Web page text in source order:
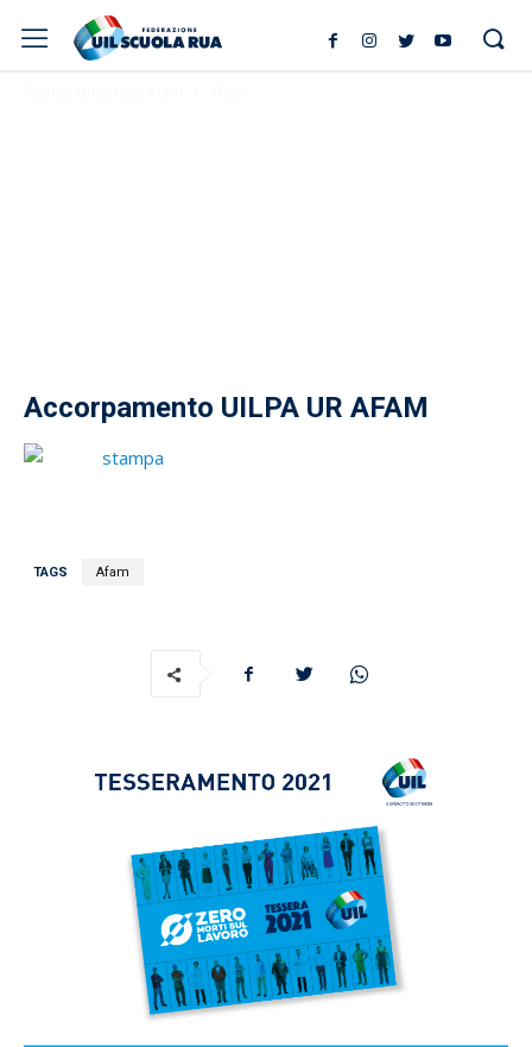
Accorpamento UILPA UR AFAM
TAGS Afam